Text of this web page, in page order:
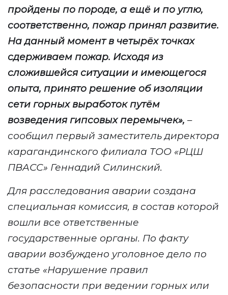
пройдены по породе, а ещё и по углю,
соответственно, пожар принял развитие.
На данный момент в четырёх точках
сдерживаем пожар. Исходя из
сложившейся ситуации и имеющегося
опыта, принято решение об изоляции
сети горных выработок путём
возведения гипсовых перемычек», –
сообщил первый заместитель директора
карагандинского филиала ТОО «РЦШ
ПВАСС» Геннадий Силинский.
Для расследования аварии создана
специальная комиссия, в состав которой
вошли все ответственные
государственные органы. По факту
аварии возбуждено уголовное дело по
статье «Нарушение правил
безопасности при ведении горных или